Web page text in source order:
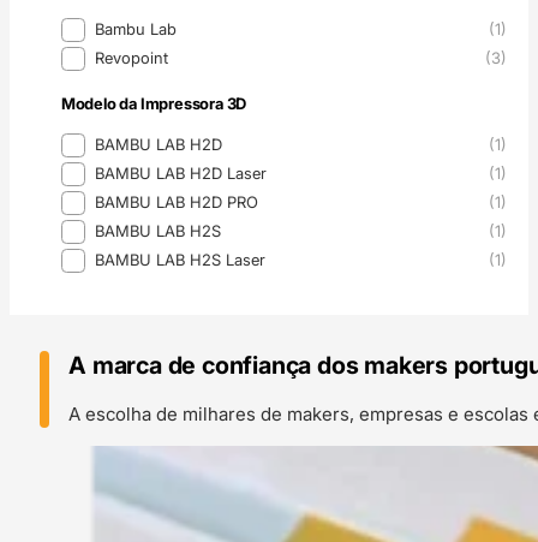
MarcaBambu Lab
(1)
Revopoint
(3)
Modelo da Impressora 3D
Modelo da Impressora 3D
BAMBU LAB H2D
(1)
BAMBU LAB H2D Laser
(1)
BAMBU LAB H2D PRO
(1)
BAMBU LAB H2S
(1)
BAMBU LAB H2S Laser
(1)
A marca de confiança dos makers
A escolha de milhares de makers, empresas e escolas